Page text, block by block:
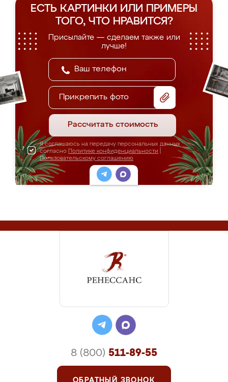
ЕСТЬ КАРТИНКИ ИЛИ ПРИМЕРЫ
ТОГО, ЧТО НРАВИТСЯ?
Присылайте — сделаем также или
лучше!
Прикрепить фото
Рассчитать стоимость
Я соглашаюсь на передачу персональных данных
согласно Политике конфиденциальности
Пользовательскому соглашению
8 (800) 511-89-55
ОБРАТНЫЙ ЗВОНОК